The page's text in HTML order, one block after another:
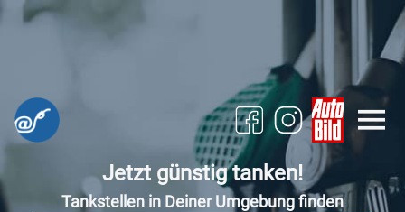
Jetzt günstig tanken!
Tankstellen in Deiner Umgebung finden